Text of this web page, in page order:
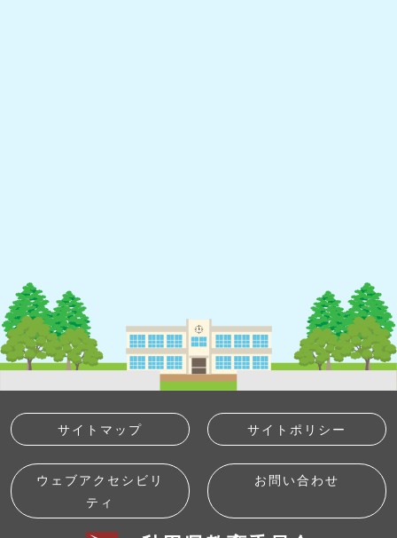
サイトマップ サイトポリシー
ウェブアクセシビリ
ティ
お問い合わせ